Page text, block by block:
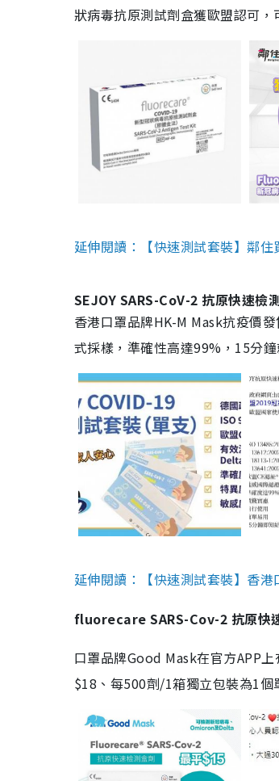
狀病毒抗原測試劑盒獲歐盟認可
延伸閱讀：【快速測試套裝】鄰
SEJOY SARS-CoV-2 抗原快速檢
香港口罩品牌HK-M Mask抗疫價
式採樣，準確性高達99%，15分
延伸閱讀：【快速測試套裝】香
fluorecare SARS-Cov-2 抗原快
口罩品牌Good Mask在官方APP
$18、每500劑/1箱獨立包裝為1個